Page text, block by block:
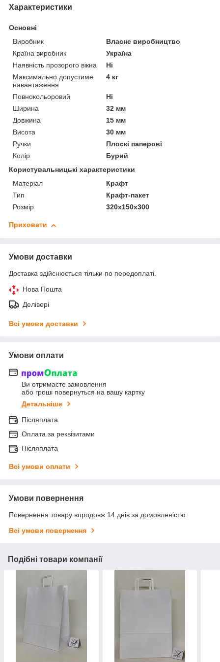
Характеристики
Основні
Виробник
Власне виробництво
Країна виробник
Україна
Наявність прозорого вікна
Ні
Максимально допустиме
навантаження
4 кг
Повнокольоровий
Ні
Ширина
32 мм
Довжина
15 мм
Висота
30 мм
Ручки
Плоскі паперові
Колір
Бурий
Користувальницькі характеристики
Матеріал
Крафт
Тип
Крафт-пакет
Розмір
320х150х300
Приховати
Умови доставки
Доставка здійснюється тільки по передоплаті.
Нова Пошта
Делівері
Всі умови доставки
Умови оплати
Ви отримаєте замовлення
або гроші повернуться на вашу картку
Детальніше
Післяплата
Оплата за реквізитами
Післяплата
Всі умови оплати
Умови повернення
Повернення товару впродовж 14 днів за домовленістю
Всі умови повернення
Подібні товари компанії